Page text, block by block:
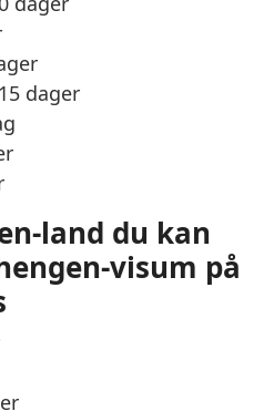
dager
land du kan
visum på